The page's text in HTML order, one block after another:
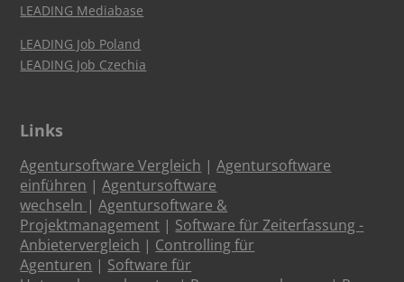
LEADING Mediabase
LEADING Job Poland
LEADING Job Czechia
Links
Agentursoftware Vergleich |Agentursoftware
einführen |Agentursoftware
wechseln |Agentursoftware &
Projektmanagement | Software für Zeiterfassung -
Anbietervergleich | Controlling für
Agenturen | Software für